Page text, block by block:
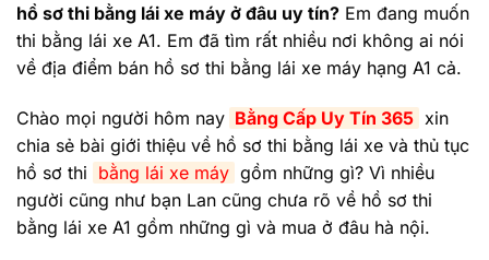
hồ sơ thi bằng lái xe máy ở đâu uy tín? Em đang muốn
thi bằng lái xe A1. Em đã tìm rất nhiều nơi không ai nói
về địa điểm bán hồ sơ thi bằng lái xe máy hạng A1 cả.
Chào mọi người hôm nay Bằng Cấp Uy Tín 365 xin
chia sẻ bài giới thiệu về hồ sơ thi bằng lái xe và thủ tục
hồ sơ thi bằng lái xe máy gồm những gì? Vì nhiều
người cũng như bạn Lan cũng chưa rõ về hồ sơ thi
bằng lái xe A1 gồm những gì và mua ở đâu hà nội.